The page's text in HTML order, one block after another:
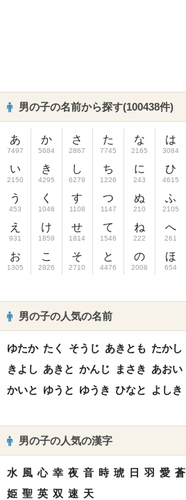
男の子の名前から探す(100438件)
あ
7497
い
2150
う
453
え
931
お
1305
か
5684
き
4295
く
1046
け
1859
こ
2826
さ
2867
し
6279
す
1108
せ
1814
そ
2710
た
7745
ち
1226
つ
1147
て
1546
と
4476
な
2165
に
243
ぬ
210
ね
222
の
2008
は
3084
ひ
4615
ふ
2105
へ
261
ほ
654
男の子の人気の名前
ゆたか たく そうじ あきとも たかし
きよし あきと かんじ まさき あおい
かいと ゆうと ゆうき ひなと よしき
男の子の人気の漢字
水 風 心 幸 夜 音 時 琥 日 羽 愛 蒼
姫 聖 英 双 速 天